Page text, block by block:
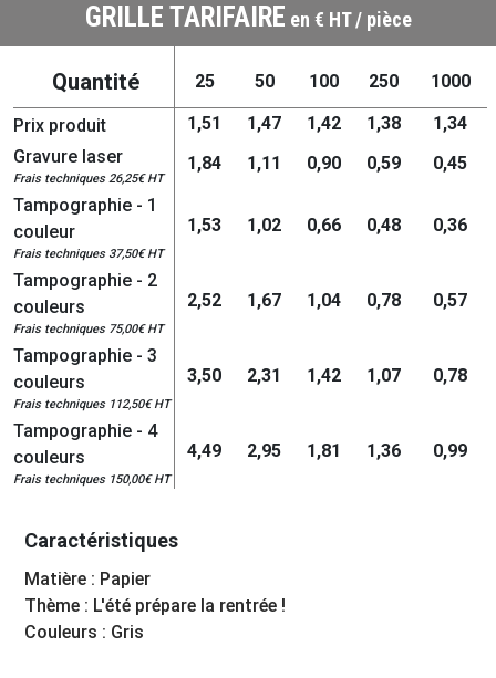
GRILLE TARIFAIRE en € HT / pièce
Quantité 25 50 100 250 1000
Prix produit 1,51 1,47 1,42 1,38
1,34
Gravure laser
Frais techniques 26,25€ HT
1,84 1,11 0,90 0,59
0,45
Tampographie - 1
couleur
Frais techniques 37,50€ HT
1,53 1,02 0,66 0,48 0,36
Tampographie - 2
couleurs
Frais techniques 75,00€ HT
2,52 1,67 1,04 0,78 0,57
Tampographie - 3
couleurs
Frais techniques 112,50€ HT
3,50 2,31 1,42 1,07 0,78
Tampographie - 4
couleurs
Frais techniques 150,00€ HT
4,49 2,95 1,81 1,36 0,99
Caractéristiques
Matière : Papier
Thème : L'été prépare la rentrée !
Couleurs : Gris